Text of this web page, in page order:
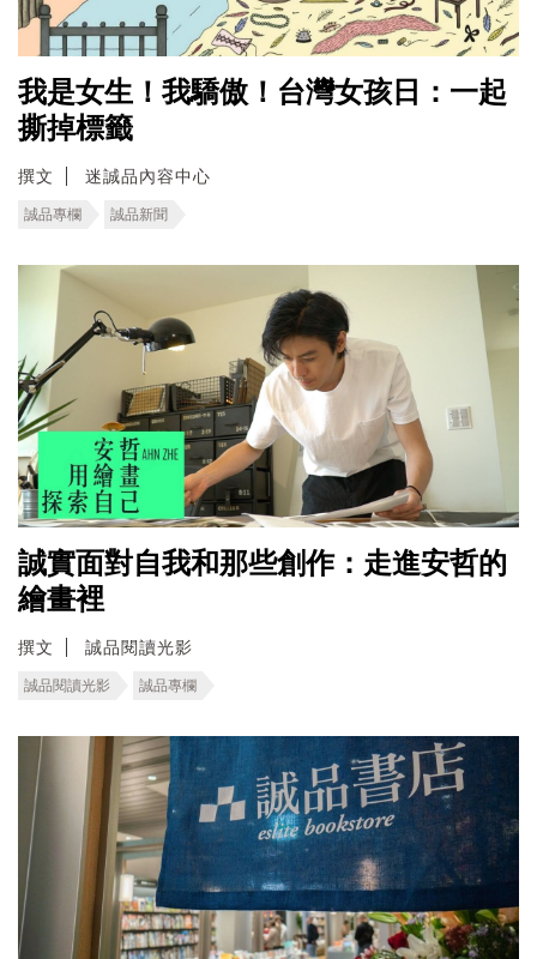
我是女生！我驕傲！台灣女孩日：一起
撕掉標籤
撰文 迷誠品內容中心
誠品專欄 誠品新聞
誠實面對自我和那些創作：走進安哲的
繪畫裡
撰文 誠品閱讀光影
誠品閱讀光影 誠品專欄